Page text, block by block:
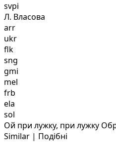
svpi
Л. Власова
arr
ukr
flk
sng
gmi
mel
frb
ela
sol
Ой при лужку, при лужку
Similar | Подібні